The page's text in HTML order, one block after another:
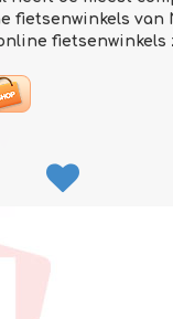
fietsenwinkels van
fietsenwinkels